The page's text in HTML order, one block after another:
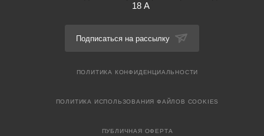
18 А
Подписаться на рассылку
ПОЛИТИКА КОНФИДЕНЦИАЛЬНОСТИ
ПОЛИТИКА ИСПОЛЬЗОВАНИЯ ФАЙЛОВ COOKIES
ПУБЛИЧНАЯ ОФЕРТА